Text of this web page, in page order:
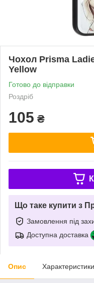
Чохол Prisma
Yellow
Готово до відправки
Роздріб
105 ₴
Що таке купити з
Замовлення під
Доступна доставка
Опис Характеристики